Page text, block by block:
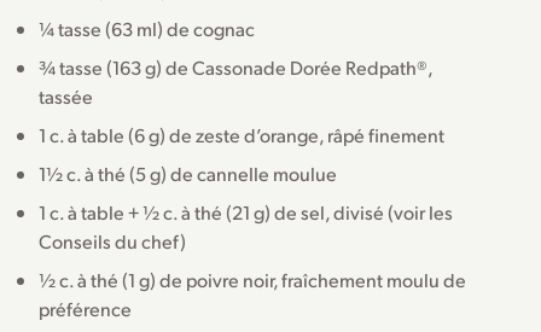
¼ tasse (63 ml) de cognac
¾ tasse (163 g) de Cassonade Dorée Redpath®,
tassée
1 c. à table (6 g) de zeste d’orange, râpé finement
1½ c. à thé (5 g) de cannelle moulue
1 c. à table + ½ c. à thé (21 g) de sel, divisé (voir les
Conseils du chef)
½ c. à thé (1 g) de poivre noir, fraîchement moulu de
préférence